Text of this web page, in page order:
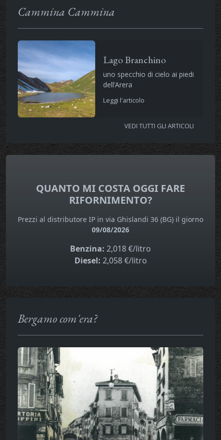
Cammina Cammina
Lago Branchino
uno specchio di cielo ai piedi
dell’Arera
Leggi l'articolo
VEDI TUTTI GLI ARTICOLI
QUANTO MI COSTA OGGI FARE
RIFORNIMENTO?
Prezzi al distributore IP in via Ghislandi 36 (BG) il giorno
09/08/2026
Benzina: 2,018 €/litro
Diesel: 2,058 €/litro
Bergamo com'era?